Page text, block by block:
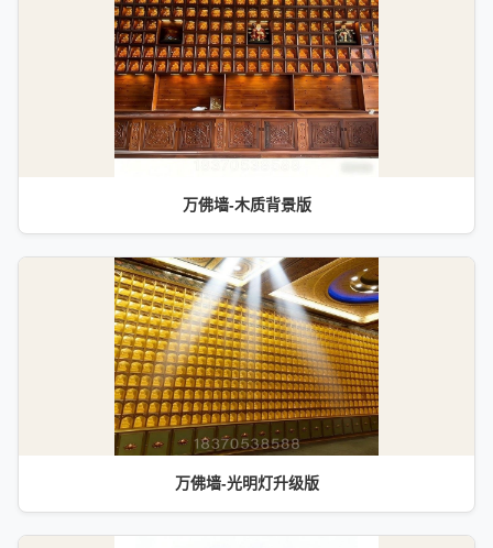
万佛墙-木质背景版
万佛墙-光明灯升级版